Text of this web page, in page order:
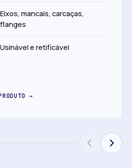
Eixos, mancais, carcaças,
flanges
Usinável e retificável
→